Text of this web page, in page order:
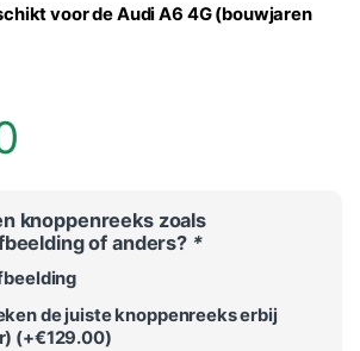
voor de Audi A6 4G (bouwjaren
knoppenreeks zoals
of anders? *
de juiste knoppenreeks erbij
(+€129.00)